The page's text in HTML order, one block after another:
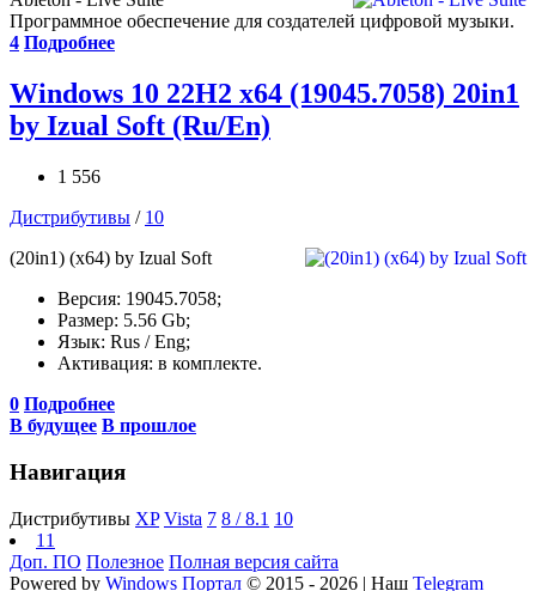
Программное обеспечение для создателей цифровой музыки.
4 Подробнее
Windows 10 22H2 x64 (19045.7058) 20in1
by Izual Soft (Ru/En)
1 556
Дистрибутивы / 10
(20in1) (x64) by Izual Soft
Версия: 19045.7058;
Размер: 5.56 Gb;
Язык: Rus / Eng;
Активация: в комплекте.
0 Подробнее
В будущее В прошлое
Навигация
Дистрибутивы XP Vista 7 8 / 8.1 10
11
Доп. ПО Полезное Полная версия сайта
Powered by Windows Портал © 2015 - 2026 | Наш Telegram